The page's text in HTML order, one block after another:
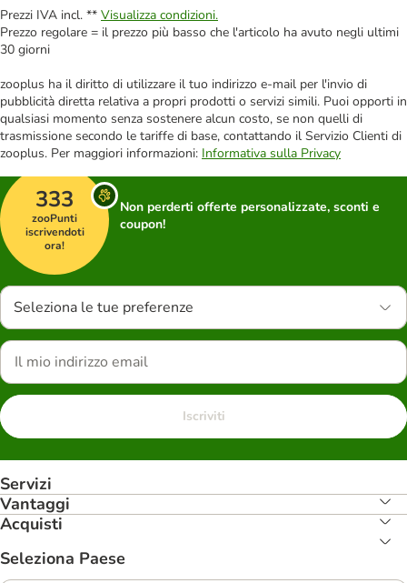
Prezzi IVA incl. ** Visualizza condizioni.
Prezzo regolare = il prezzo più basso che l'articolo ha avuto negli ultimi
30 giorni
zooplus ha il diritto di utilizzare il tuo indirizzo e-mail per l'invio di
pubblicità diretta relativa a propri prodotti o servizi simili. Puoi opporti in
qualsiasi momento senza sostenere alcun costo, se non quelli di
trasmissione secondo le tariffe di base, contattando il Servizio Clienti di
zooplus. Per maggiori informazioni: Informativa sulla Privacy
333
zooPunti
iscrivendoti
ora!
Non perderti offerte personalizzate, sconti e
coupon!
Seleziona le tue preferenze
Iscriviti
Servizi
Vantaggi
Acquisti
Seleziona Paese